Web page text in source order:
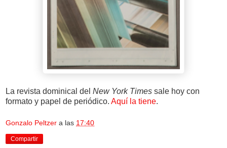
La revista dominical del New York Times sale hoy con
formato y papel de periódico. Aquí la tiene.
Gonzalo Peltzer a las 17:40
Compartir